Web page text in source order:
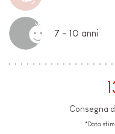
7 - 10 anni
Consegna
*Data